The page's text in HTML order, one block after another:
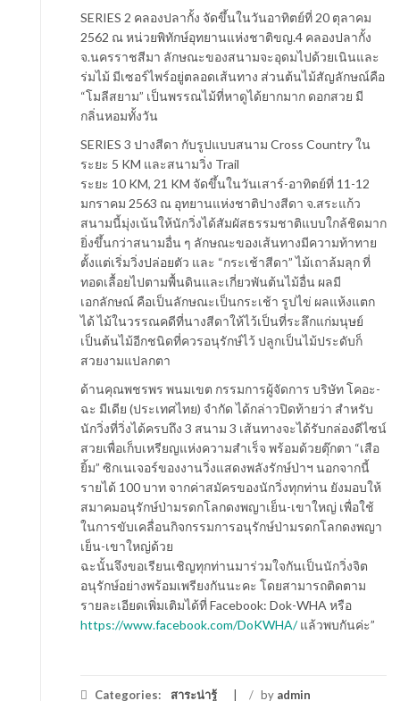
SERIES 2 คลองปลากั้ง จัดขึ้นในวันอาทิตย์ที่ 20 ตุลาคม
2562 ณ หน่วยพิทักษ์อุทยานแห่งชาติขญ.4 คลองปลากั้ง
จ.นครราชสีมา ลักษณะของสนามจะอุดมไปด้วยเนินและ
ร่มไม้ มีเซอร์ไพร์อยู่ตลอดเส้นทาง ส่วนต้นไม้สัญลักษณ์คือ
“โมลีสยาม” เป็นพรรณไม้ที่หาดูได้ยากมาก ดอกสวย มี
กลิ่นหอมทั้งวัน
SERIES 3 ปางสีดา กับรูปแบบสนาม Cross Country ใน
ระยะ 5 KM และสนามวิ่ง Trail
ระยะ 10 KM, 21 KM จัดขึ้นในวันเสาร์-อาทิตย์ที่ 11-12
มกราคม 2563 ณ อุทยานแห่งชาติปางสีดา จ.สระแก้ว
สนามนี้มุ่งเน้นให้นักวิ่งได้สัมผัสธรรมชาติแบบใกล้ชิดมาก
ยิ่งขึ้นกว่าสนามอื่น ๆ ลักษณะของเส้นทางมีความท้าทาย
ตั้งแต่เริ่มวิ่งปล่อยตัว และ “กระเช้าสีดา” ไม้เถาล้มลุก ที่
ทอดเลื้อยไปตามพื้นดินและเกี่ยวพันต้นไม้อื่น ผลมี
เอกลักษณ์ คือเป็นลักษณะเป็นกระเช้า รูปไข่ ผลแห้งแตก
ได้ ไม้ในวรรณคดีที่นางสีดาให้ไว้เป็นที่ระลึกแก่มนุษย์
เป็นต้นไม้อีกชนิดที่ควรอนุรักษ์ไว้ ปลูกเป็นไม้ประดับก็
สวยงามแปลกตา
ด้านคุณพชรพร พนมเขต กรรมการผู้จัดการ บริษัท โคอะ-
ฉะ มีเดีย (ประเทศไทย) จำกัด ได้กล่าวปิดท้ายว่า สำหรับ
นักวิ่งที่วิ่งได้ครบถึง 3 สนาม 3 เส้นทางจะได้รับกล่องดีไซน์
สวยเพื่อเก็บเหรียญแห่งความสำเร็จ พร้อมด้วยตุ๊กตา “เสือ
ยิ้ม” ซิกเนเจอร์ของงานวิ่งแสดงพลังรักษ์ป่าฯ นอกจากนี้
รายได้ 100 บาท จากค่าสมัครของนักวิ่งทุกท่าน ยังมอบให้
สมาคมอนุรักษ์ป่ามรดกโลกดงพญาเย็น-เขาใหญ่ เพื่อใช้
ในการขับเคลื่อนกิจกรรมการอนุรักษ์ป่ามรดกโลกดงพญา
เย็น-เขาใหญ่ด้วย
ฉะนั้นจึงขอเรียนเชิญทุกท่านมาร่วมใจกันเป็นนักวิ่งจิต
อนุรักษ์อย่างพร้อมเพรียงกันนะคะ โดยสามารถติดตาม
รายละเอียดเพิ่มเติมได้ที่ Facebook: Dok-WHA หรือ
https://www.facebook.com/DoKWHA/แล้วพบกันค่ะ”
Categories: สาระน่ารู้ / by admin